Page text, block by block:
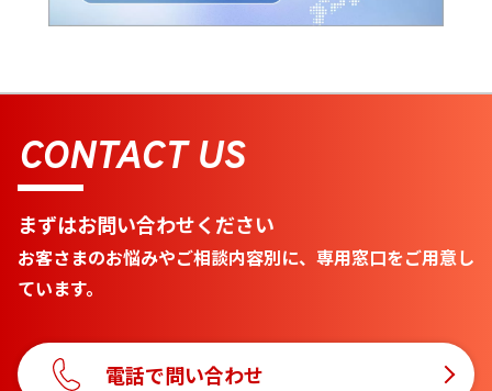
CONTACT US
まずはお問い合わせください
お客さまのお悩みやご相談内容別に、専用窓口をご用意し
ています。
電話で問い合わせ